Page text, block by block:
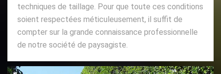
techniques de taillage. Pour que toute ces conditions
soient respectées méticuleusement, il suffit de
compter sur la grande connaissance professionnelle
de notre société de paysagiste.